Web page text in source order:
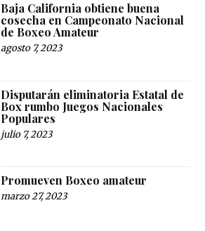
Baja California obtiene buena
cosecha en Campeonato Nacional
de Boxeo Amateur
agosto 7, 2023
Disputarán eliminatoria Estatal de
Box rumbo Juegos Nacionales
Populares
julio 7, 2023
Promueven Boxeo amateur
marzo 27, 2023